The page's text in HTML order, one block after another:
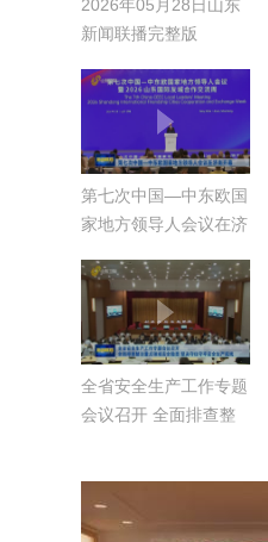
2026年05月28日山东
新闻联播完整版
第七次中国—中东欧国
家地方领导人会议在济
全省安全生产工作专题
会议召开 全面排查整
底线